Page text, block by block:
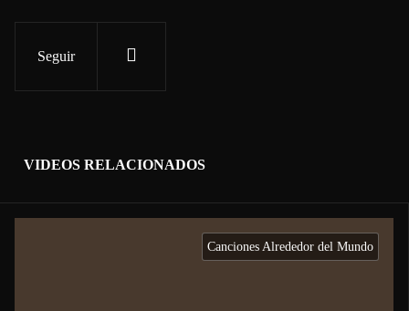
Seguir
VIDEOS RELACIONADOS
Canciones Alrededor del Mundo